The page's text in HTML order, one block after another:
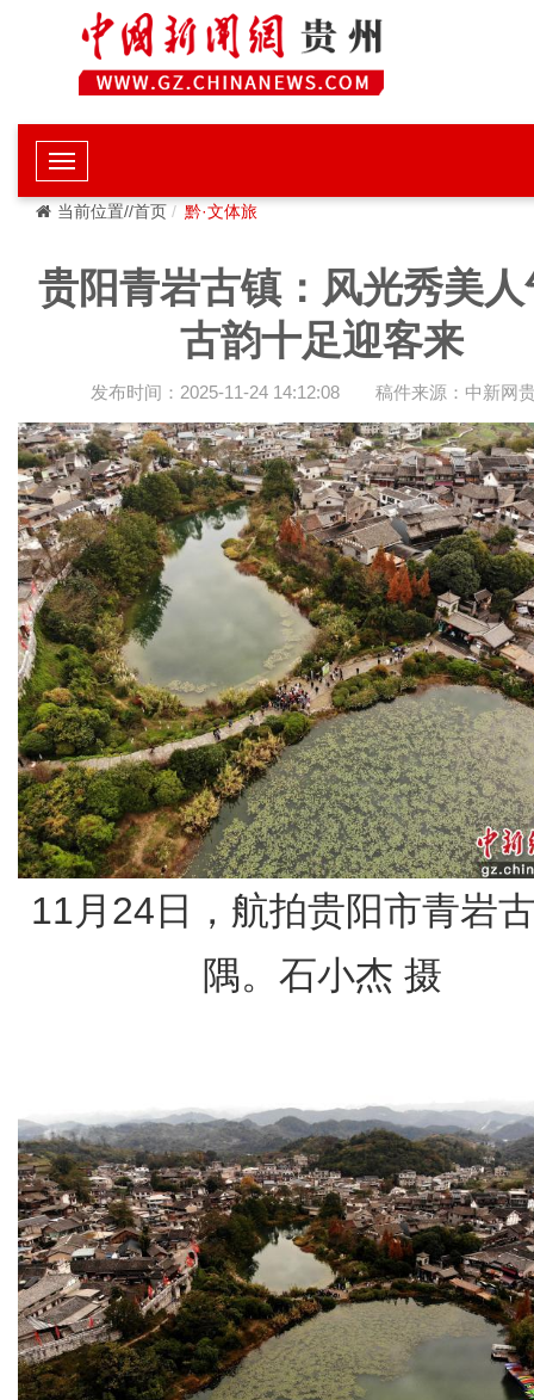
当前位置//首页 黔·文体旅
贵阳青岩古镇：风光秀美
古韵十足迎客来
发布时间：2025-11-24 14:12:08 稿件来源：中新网
11月24日，航拍贵阳市青岩
隅。石小杰 摄